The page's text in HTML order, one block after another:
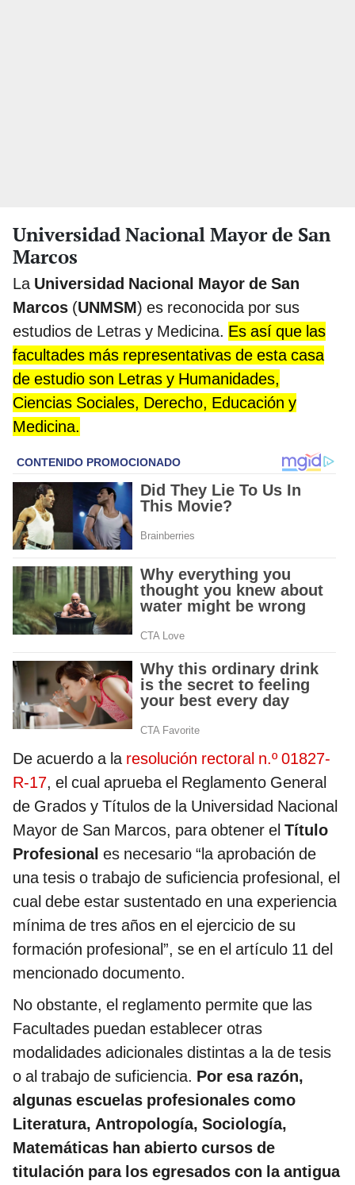
Universidad Nacional Mayor de San
Marcos
La Universidad Nacional Mayor de San
Marcos (UNMSM) es reconocida por sus
estudios de Letras y Medicina. Es así que las
facultades más representativas de esta casa
de estudio son Letras y Humanidades,
Ciencias Sociales, Derecho, Educación y
Medicina.
De acuerdo a la resolución rectoral n.º 01827-
R-17, el cual aprueba el Reglamento General
de Grados y Títulos de la Universidad Nacional
Mayor de San Marcos, para obtener el Título
Profesional es necesario “la aprobación de
una tesis o trabajo de suficiencia profesional, el
cual debe estar sustentado en una experiencia
mínima de tres años en el ejercicio de su
formación profesional”, se en el artículo 11 del
mencionado documento.
No obstante, el reglamento permite que las
Facultades puedan establecer otras
modalidades adicionales distintas a la de tesis
o al trabajo de suficiencia. Por esa razón,
algunas escuelas profesionales como
Literatura, Antropología, Sociología,
Matemáticas han abierto cursos de
titulación para los egresados con la antigua